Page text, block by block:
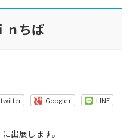
ｎちば
twitter Google+ LINE
出展します。